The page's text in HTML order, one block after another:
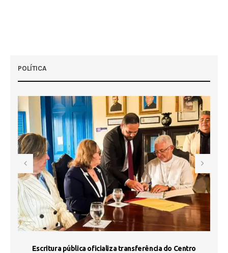
POLÍTICA
Escritura pública oficializa transferência do Centro